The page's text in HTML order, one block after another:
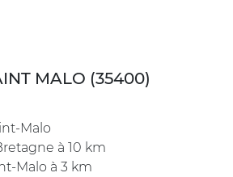
MALO (35400)
Malo
à 10 km
Malo à 3 km